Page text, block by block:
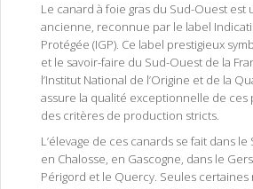
Le canard à foie gras du Sud-Ouest est
ancienne, reconnue par le label
Protégée (IGP). Ce label prestigieux
et le savoir-faire du Sud-Ouest de la
l’Institut National de l’Origine et de la
assure la qualité exceptionnelle de ces
des critères de production stricts.
L’élevage de ces canards se fait dans
en Chalosse, en Gascogne, dans le
Périgord et le Quercy. Seules certaines